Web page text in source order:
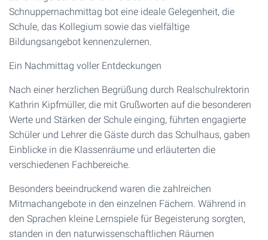
Schnuppernachmittag bot eine ideale Gelegenheit, die
Schule, das Kollegium sowie das vielfältige
Bildungsangebot kennenzulernen.
Ein Nachmittag voller Entdeckungen
Nach einer herzlichen Begrüßung durch Realschulrektorin
Kathrin Kipfmüller, die mit Grußworten auf die besonderen
Werte und Stärken der Schule einging, führten engagierte
Schüler und Lehrer die Gäste durch das Schulhaus, gaben
Einblicke in die Klassenräume und erläuterten die
verschiedenen Fachbereiche.
Besonders beeindruckend waren die zahlreichen
Mitmachangebote in den einzelnen Fächern. Während in
den Sprachen kleine Lernspiele für Begeisterung sorgten,
standen in den naturwissenschaftlichen Räumen